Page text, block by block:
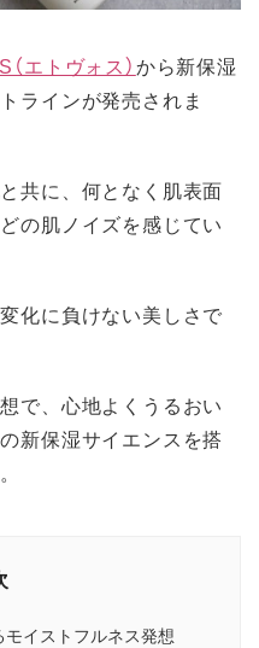
エトヴォス）から新保湿
ラインが発売されま
共に、何となく肌表面
の肌ノイズを感じてい
化に負けない美しさで
で、心地よくうるおい
新保湿サイエンスを搭
イストフルネス発想